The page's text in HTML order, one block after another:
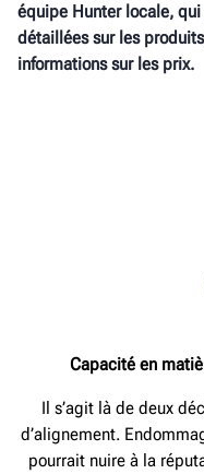
équipe Hunter locale,
détaillées sur les
informations sur les prix.
Capacité en
Il s’agit là de deux
d’alignement.
pourrait nuire à la